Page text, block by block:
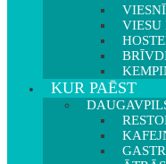
VIESU
KUR PAĒST